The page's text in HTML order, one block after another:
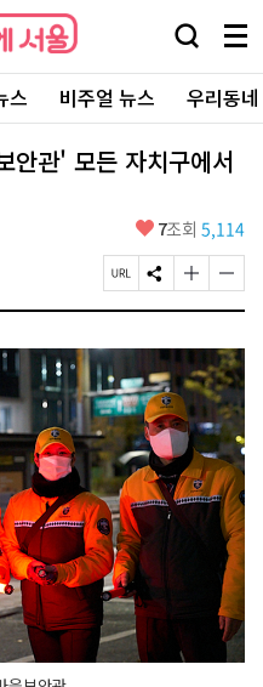
검
창
열
기
메
뉴
전
체
보
기
스 비주얼 뉴스 우리동
안관' 모든 자치구에서
좋
요
7조회 5,114
페
이
U
R
L
복
사
S
N
공
유
하
기
글
자
기
크
게
변
경
하
기
글
자
기
작
게
변
경
하
기